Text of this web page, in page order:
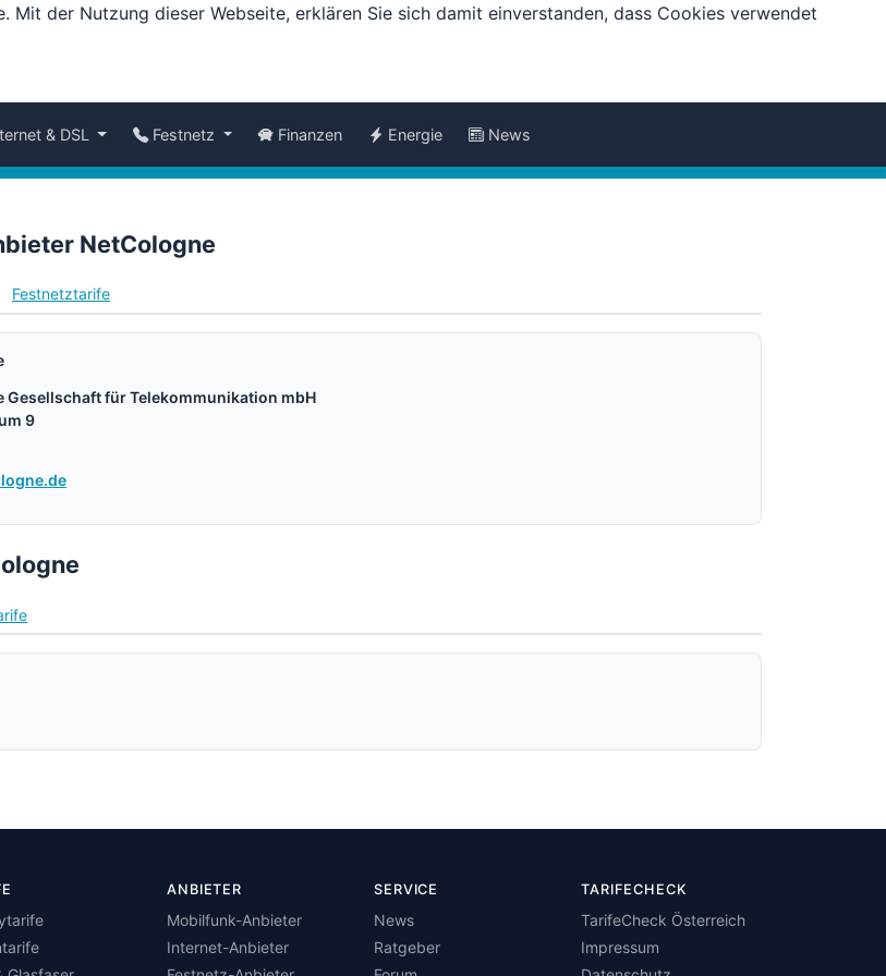
der Nutzung dieser Webseite, erklären Sie sich damit einverstanden, dass Cookies verwendet
& DSL Festnetz Finanzen Energie News
NetCologne
Festnetztarife
Gesellschaft für Telekommunikation mbH
9
ANBIETER
Mobilfunk-Anbieter
Internet-Anbieter
SERVICE
News
Ratgeber
TARIFECHECK
TarifeCheck Österreich
Impressum